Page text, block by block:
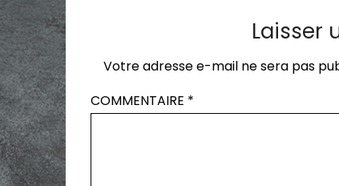
Laisser
Votre adresse e-mail ne sera pas
COMMENTAIRE *